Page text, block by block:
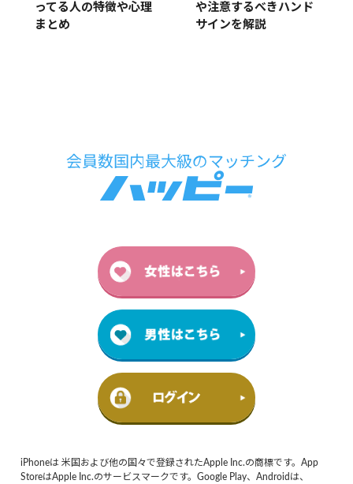
ってる人の特徴や心理
まとめ
や注意するべきハンド
サインを解説
iPhoneは 米国および他の国々で登録されたApple Inc.の商標です。App
StoreはApple Inc.のサービスマークです。Google Play、Androidは、